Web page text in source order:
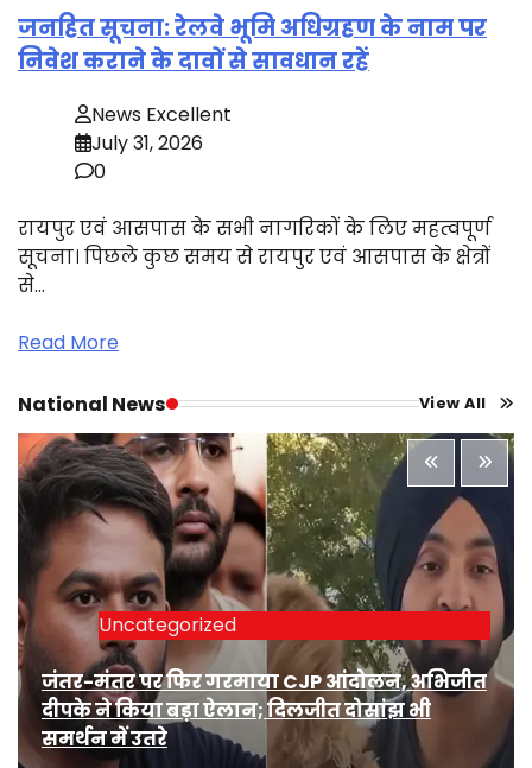
जनहित सूचना: रेलवे भूमि अधिग्रहण के नाम पर
निवेश कराने के दावों से सावधान रहें
News Excellent
July 31, 2026
0
रायपुर एवं आसपास के सभी नागरिकों के लिए महत्वपूर्ण
सूचना। पिछले कुछ समय से रायपुर एवं आसपास के क्षेत्रों
से…
Read More
National News View All
Uncategorized
जंतर-मंतर पर फिर गरमाया CJP आंदोलन, अभिजीत
दीपके ने किया बड़ा ऐलान; दिलजीत दोसांझ भी
समर्थन में उतरे